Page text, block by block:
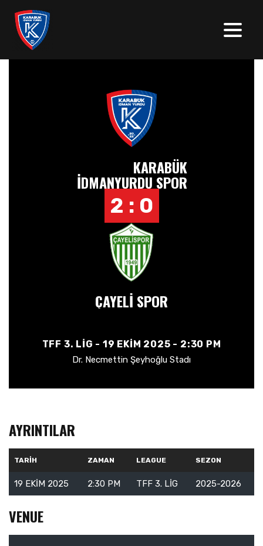
KARABÜK
İDMANYURDU SPOR
2 : 0
ÇAYELİ SPOR
TFF 3. LIG - 19 EKIM 2025 - 2:30 PM
Dr. Necmettin Şeyhoğlu Stadı
AYRINTILAR
TARIH ZAMAN LEAGUE SEZON
19 EKIM 2025 2:30 PM TFF 3. LIG 2025-2026
VENUE